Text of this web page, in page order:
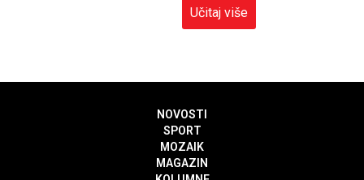
Učitaj više
NOVOSTI
SPORT
MOZAIK
MAGAZIN